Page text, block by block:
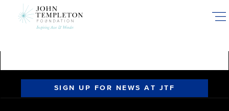
SIGN UP FOR NEWS AT JTF